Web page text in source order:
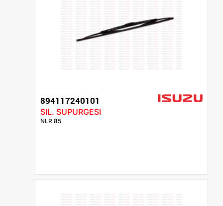
894117240101
SIL. SUPURGESI
NLR 85